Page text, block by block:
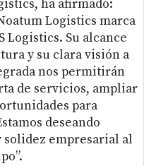
ha afirmado:
Logistics marca
Logistics. Su alcance
y su clara visión a
nos permitirán
de servicios, ampliar
para
deseando
empresarial al